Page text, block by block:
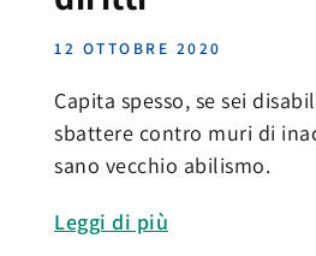
12 OTTOBRE 2020
Capita spesso, se sei
sbattere contro muri di
sano vecchio abilismo.
Leggi di più